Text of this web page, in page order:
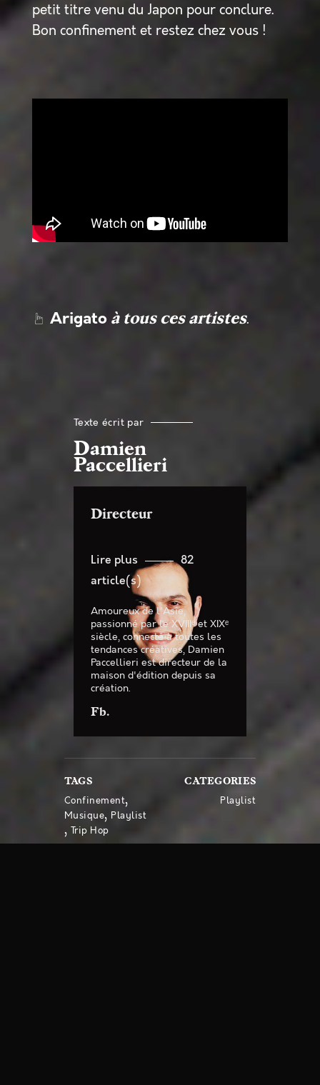
petit titre venu du Japon pour conclure.
Bon confinement et restez chez vous !
☞ Arigatoà tous ces artistes.
Texte écrit par
Damien
Paccellieri
Directeur
Lire plus
82
article(s)
Amoureux de l'Asie,
passionné par le XVIIIᵉ et XIXᵉ
siècle, connecté à toutes les
tendances créatives, Damien
Paccellieri est directeur de la
maison d'édition depuis sa
création.
Fb
TAGS
Confinement,
Musique, Playlist
, Trip Hop
CATEGORIES
Playlist